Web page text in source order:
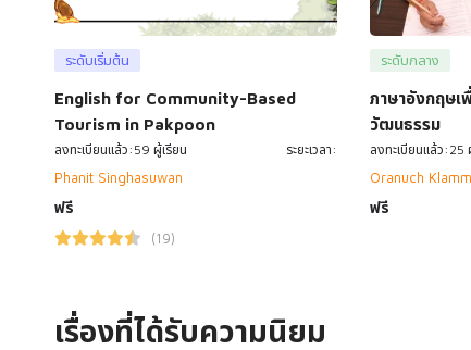
ระดับเริ่มต้น
English for Community-Based
Tourism in Pakpoon
ลงทะเบียนแล้ว:59 ผู้เรียน ระยะเวลา:
Phanit Singhasuwan
ฟรี
(19)
ระดับกลาง
ภาษาอังกฤษเ
วัฒนธรรม
ลงทะเบียนแล้ว:25
Oranuch
ฟรี
เรื่องที่ได้รับความนิยม